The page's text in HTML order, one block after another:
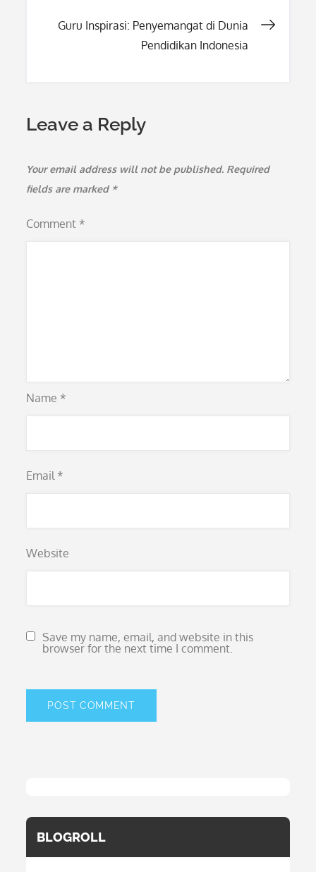
Guru Inspirasi: Penyemangat di Dunia
Pendidikan Indonesia
Leave a Reply
Your email address will not be published. Required
fields are marked *
Comment *
Name *
Email *
Website
Save my name, email, and website in this
browser for the next time I comment.
BLOGROLL